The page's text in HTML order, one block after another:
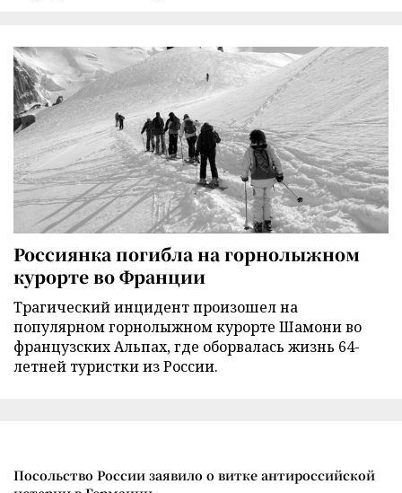
Россиянка погибла на горнолыжном
курорте во Франции
Трагический инцидент произошел на
популярном горнолыжном курорте Шамони во
французских Альпах, где оборвалась жизнь 64-
летней туристки из России.
Посольство России заявило о витке антироссийской